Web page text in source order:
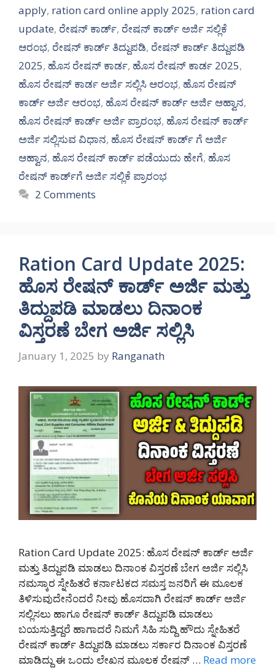
apply, ration card online apply 2025, ration card
update, ರೇಷನ್ ಕಾರ್ಡ್, ರೇಷನ್ ಕಾರ್ಡ್ ಅರ್ಜಿ ಸಲ್ಲಿಕೆ
ಆರಂಭ, ರೇಷನ್ ಕಾರ್ಡ್ ತಿದ್ದುಪಡಿ, ರೇಷನ್ ಕಾರ್ಡ್ ತಿದ್ದುಪಡಿ
2025, ಹೊಸ ರೇಷನ್ ಕಾರ್ಡ, ಹೊಸ ರೇಷನ್ ಕಾರ್ಡ 2025,
ಹೊಸ ರೇಷನ್ ಕಾರ್ಡ ಅರ್ಜಿ ಸಲ್ಲಿಸಿ ಆರಂಭ, ಹೊಸ ರೇಷನ್
ಕಾರ್ಡ್ ಅರ್ಜಿ ಆರಂಭ, ಹೊಸ ರೇಷನ್ ಕಾರ್ಡ್ ಅರ್ಜಿ ಆಹ್ವಾನ,
ಹೊಸ ರೇಷನ್ ಕಾರ್ಡ್ ಅರ್ಜಿ ಪ್ರಾರಂಭ, ಹೊಸ ರೇಷನ್ ಕಾರ್ಡ್
ಅರ್ಜಿ ಸಲ್ಲಿಸುವ ವಿಧಾನ, ಹೊಸ ರೇಷನ್ ಕಾರ್ಡ್ ಗೆ ಅರ್ಜಿ
ಆಹ್ವಾನ, ಹೊಸ ರೇಷನ್ ಕಾರ್ಡ್ ಪಡೆಯುದು ಹೇಗೆ, ಹೊಸ
ರೇಷನ್ ಕಾರ್ಡ್‌ಗೆ ಅರ್ಜಿ ಸಲ್ಲಿಕೆ ಪ್ರಾರಂಭ
2 Comments
Ration Card Update 2025:
ಹೊಸ ರೇಷನ್ ಕಾರ್ಡ್ ಅರ್ಜಿ ಮತ್ತು
ತಿದ್ದುಪಡಿ ಮಾಡಲು ದಿನಾಂಕ
ವಿಸ್ತರಣೆ ಬೇಗ ಅರ್ಜಿ ಸಲ್ಲಿಸಿ
January 1, 2025 by Ranganath
Ration Card Update 2025: ಹೊಸ ರೇಷನ್ ಕಾರ್ಡ್ ಅರ್ಜಿ
ಮತ್ತು ತಿದ್ದುಪಡಿ ಮಾಡಲು ದಿನಾಂಕ ವಿಸ್ತರಣೆ ಬೇಗ ಅರ್ಜಿ ಸಲ್ಲಿಸಿ
ನಮಸ್ಕಾರ ಸ್ನೇಹಿತರೆ ಕರ್ನಾಟಕದ ಸಮಸ್ತ ಜನರಿಗೆ ಈ ಮೂಲಕ
ತಿಳಿಸುವುದೇನೆಂದರೆ ನೀವು ಹೊಸದಾಗಿ ರೇಷನ್ ಕಾರ್ಡ್ ಅರ್ಜಿ
ಸಲ್ಲಿಸಲು ಹಾಗೂ ರೇಷನ್ ಕಾರ್ಡ್ ತಿದ್ದುಪಡಿ ಮಾಡಲು
ಬಯಸುತ್ತಿದ್ದರೆ ಹಾಗಾದರೆ ನಿಮಗೆ ಸಿಹಿ ಸುದ್ದಿ ಹೌದು ಸ್ನೇಹಿತರೆ
ರೇಷನ್ ಕಾರ್ಡ್ ತಿದ್ದುಪಡಿ ಮಾಡಲು ಸರ್ಕಾರ ದಿನಾಂಕ ವಿಸ್ತರಣೆ
ಮಾಡಿದ್ದು ಈ ಒಂದು ಲೇಖನ ಮೂಲಕ ರೇಷನ್ … Read more